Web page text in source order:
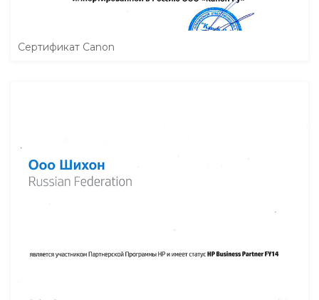
Сертификат Canon